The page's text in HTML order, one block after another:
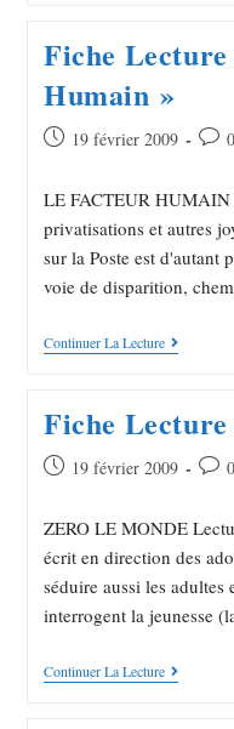
Fiche
Humain »
19 février 2009
LE FACTEUR HUMAIN
privatisations et autres
sur la Poste est d'autant
voie de disparition,
Continuer La Lecture
Fiche
19 février 2009
ZERO LE MONDE
écrit en direction des
séduire aussi les
interrogent la jeunesse
Continuer La Lecture